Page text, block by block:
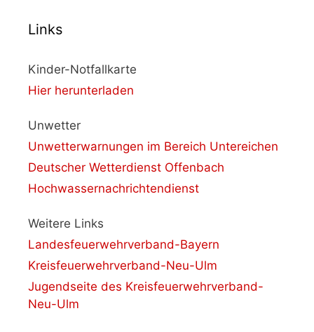
Links
Kinder-Notfallkarte
Hier herunterladen
Unwetter
Unwetterwarnungen im Bereich Untereichen
Deutscher Wetterdienst Offenbach
Hochwassernachrichtendienst
Weitere Links
Landesfeuerwehrverband-Bayern
Kreisfeuerwehrverband-Neu-Ulm
Jugendseite des Kreisfeuerwehrverband-
Neu-Ulm